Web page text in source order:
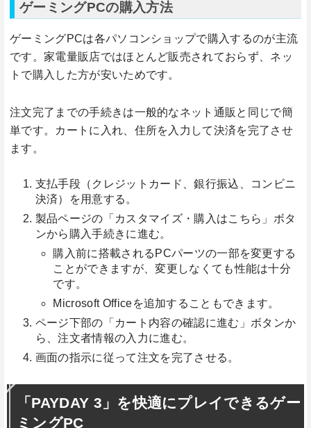
ゲーミングPCの購入方法
ゲーミングPCは各パソコンショップで購入するのが主流
です。家電量販店ではほとんど販売されておらず、ネッ
トで購入した方が安いためです。
注文完了までの手続きは一般的なネット通販と同じで簡
単です。カートに入れ、住所を入力して決済を完了させ
ます。
支払手段（クレジットカード、銀行振込、コンビニ
決済）を用意する。
製品ページの「カスタマイズ・購入はこちら」ボタ
ンから購入手続きに進む。
購入前に搭載されるPCパーツの一部を変更する
ことができますが、変更しなくても性能は十分
です。
Microsoft Officeを追加することもできます。
ページ下部の「カート内容の確認に進む」ボタンか
ら、注文者情報の入力に進む。
画面の指示に従って注文を完了させる。
「PAYDAY 3」を快適にプレイできるゲー
ミングPC